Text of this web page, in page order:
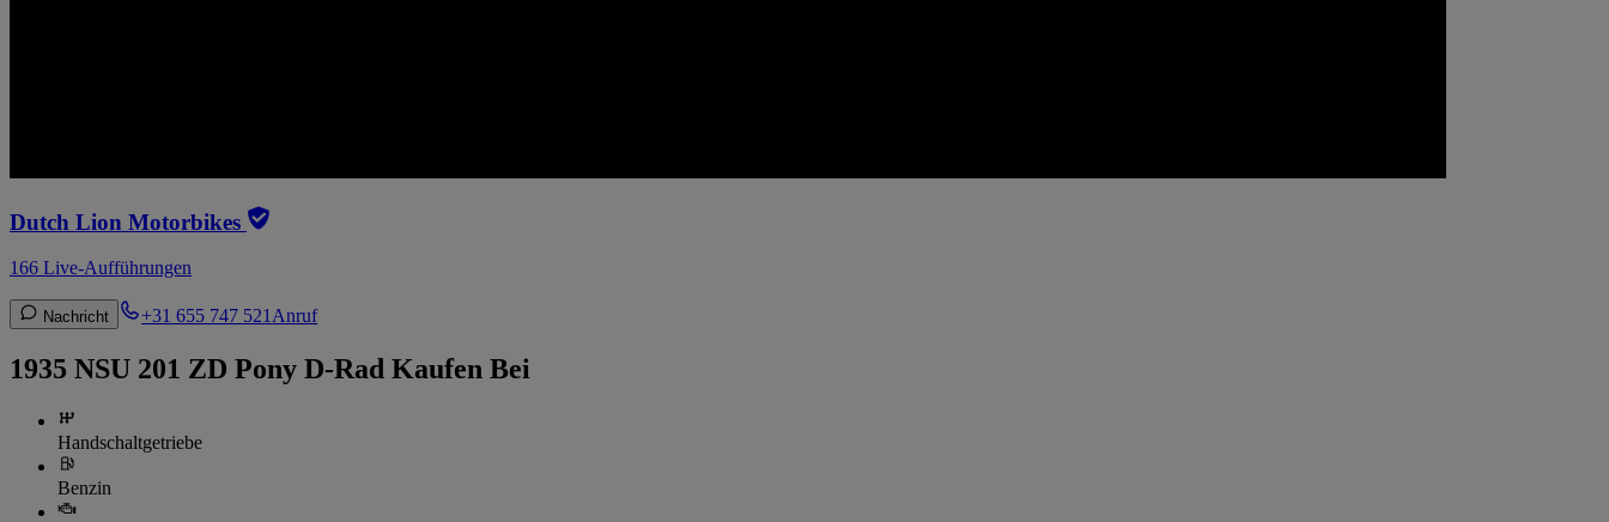
Dutch Lion Motorbikes
166 Live-Aufführungen
Nachricht +31 655 747 521 Anruf
1935 NSU 201 ZD Pony D-Rad Kaufen Bei
Handschaltgetriebe
Benzin